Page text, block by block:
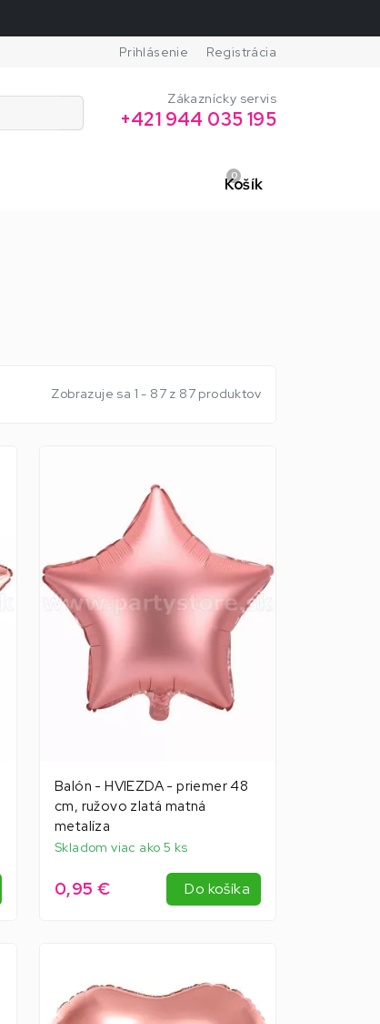
Prihlásenie Registrácia
Zákaznícky servis
+421 944 035 195
0
Košík
Zobrazuje sa 1 - 87 z 87 produktov
Balón - HVIEZDA - priemer 48
cm, ružovo zlatá matná
metalíza
Skladom viac ako 5 ks
0,95 € Do košíka